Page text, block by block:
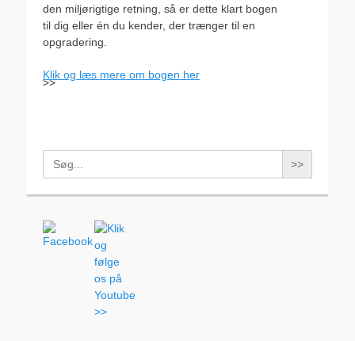
den miljørigtige retning, så er dette klart bogen
til dig eller én du kender, der trænger til en
opgradering.
Klik og læs mere om bogen her
>>
Search
for: